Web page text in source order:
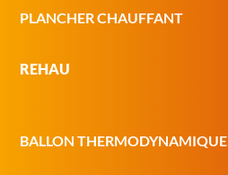
PLANCHER CHAUFFANT
REHAU
BALLON THERMODYNAMIQUE